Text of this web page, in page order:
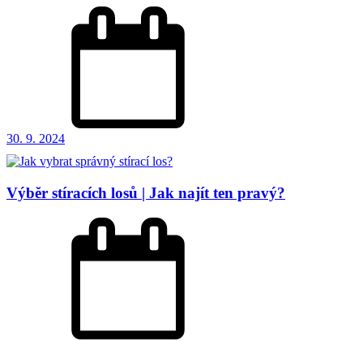
30. 9. 2024
Výběr stíracích losů | Jak najít ten pravý?